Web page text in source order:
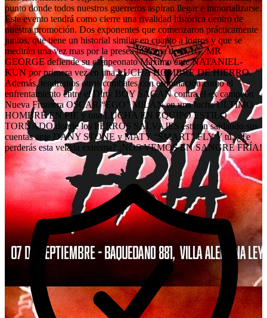
punto donde todos nuestros guerreros aspiran llegar e inmortalizarse.
Este evento tendrá como cierre una rivalidad histórica dentro de
nuestra promoción. Dos exponentes que comenzaron prácticamente
juntos, que tiene un historial similar en cuanto a logros y que se
medirán una vez mas por la presea máxima de NAG. MR
GEORGE defiende su campeonato Máximo ante NATANIEL-
KUN por primera vez en una LUCHA HOMBRE DE HIERRO.
Además, tendremos otros combates con estipulación como el
enfrentamiento entre el Dirty BOY SAGAN contra el ex campeón
Nueva Frontera OSCAR “EGO” MILÁN en una lucha ÚLTIMO
HOMBRE EN PIE y una LUCHA EN EQUIPO ESTILO
TORNADO donde los PERROS SALVAJES estarán saldando sus
cuentas ante DANY STONE y MATY “SMART” FLY Y tú, ¿Te
perderás esta velada extrema? ¡NOS VEMOS EN SANGRE FRÍA!